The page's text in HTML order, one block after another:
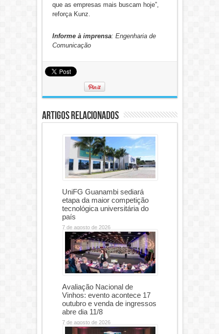
que as empresas mais buscam hoje”,
reforça Kunz.
Informe à imprensa: Engenharia de
Comunicação
Artigos Relacionados
UniFG Guanambi sediará
etapa da maior competição
tecnológica universitária do
país
7 de agosto de 2026
Avaliação Nacional de
Vinhos: evento acontece 17
outubro e venda de ingressos
abre dia 11/8
7 de agosto de 2026